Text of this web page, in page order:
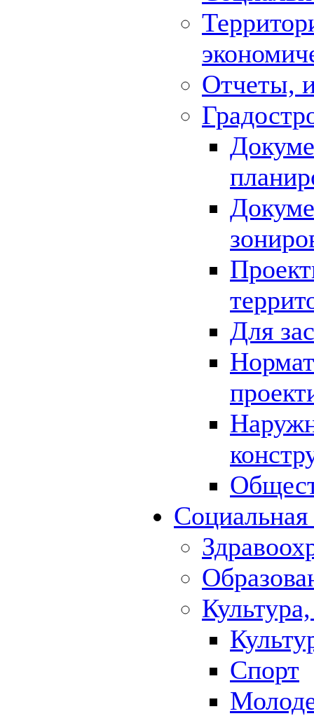
Отчеты,
Для
Спорт